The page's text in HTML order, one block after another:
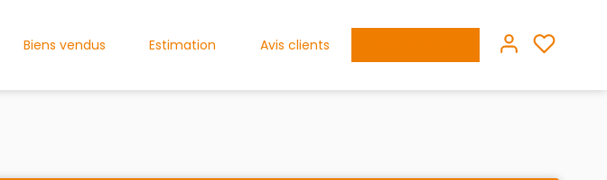
Biens vendus Estimation Avis clients